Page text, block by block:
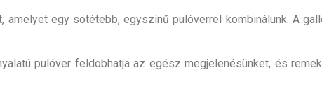
egy sötétebb, egyszínű pulóverrel kombinálunk. A
pulóver feldobhatja az egész megjelenésünket, és